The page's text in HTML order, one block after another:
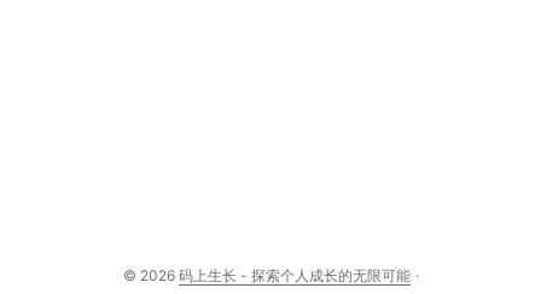
© 2026 码上生长 - 探索个人成长的无限可能 ·